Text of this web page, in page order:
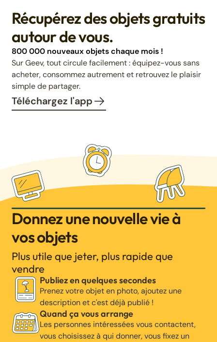
Récupérez des objets gratuits
autour de vous.
800 000 nouveaux objets chaque mois !
Sur Geev, tout circule facilement : équipez-vous sans
acheter, consommez autrement et retrouvez le plaisir
simple de partager.
Téléchargez l'app
Donnez une nouvelle vie à
vos objets
Plus utile que jeter, plus rapide que
vendre
Publiez en quelques secondes
Prenez votre objet en photo, ajoutez une
description et c'est déjà publié !
Quand ça vous arrange
Les personnes intéressées vous contactent,
vous choisissez à qui donner, vous fixez un